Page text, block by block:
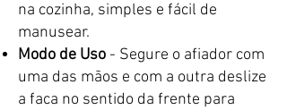
na cozinha, simples e fácil de
manusear.
Modo de Uso - Segure o afiador com
uma das mãos e com a outra deslize
a faca no sentido da frente para